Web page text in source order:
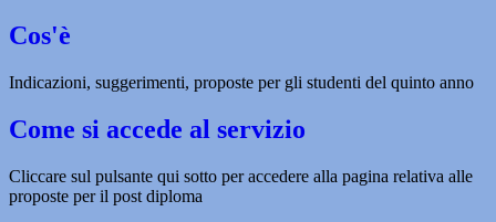
Cos'è
Indicazioni, suggerimenti, proposte per gli studenti del quinto anno
Come si accede al servizio
Cliccare sul pulsante qui sotto per accedere alla pagina relativa alle
proposte per il post diploma